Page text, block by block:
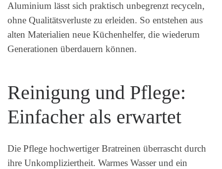
Aluminium lässt sich praktisch unbegrenzt recyceln,
ohne Qualitätsverluste zu erleiden. So entstehen aus
alten Materialien neue Küchenhelfer, die wiederum
Generationen überdauern können.
Reinigung und Pflege:
Einfacher als erwartet
Die Pflege hochwertiger Bratreinen überrascht durch
ihre Unkompliziertheit. Warmes Wasser und ein